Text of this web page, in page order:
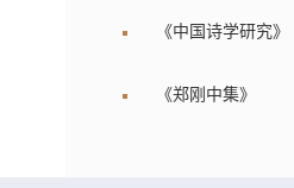
《中国诗学研究
《郑刚中集》